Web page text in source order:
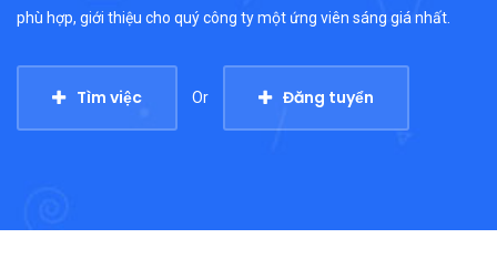
phù hợp, giới thiệu cho quý công ty một ứng viên sáng giá nhất.
Tìm việc Or Đăng tuyển